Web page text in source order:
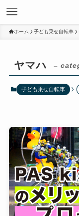
ホーム 子ども乗せ自転車
ヤマハ –
子ども乗せ自転車